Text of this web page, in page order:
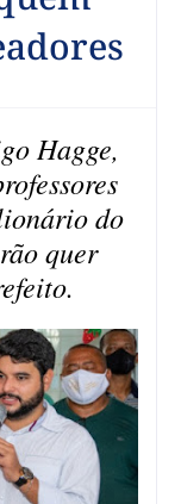
Hagge,
do
quer